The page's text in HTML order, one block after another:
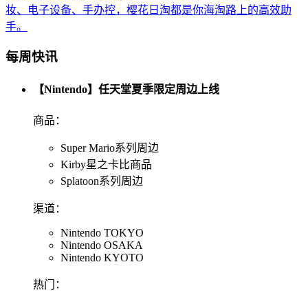
妆、电子设备、手办控，樱花日淘都是你海淘路上的高效助
手。
每周快讯
【Nintendo】任天堂夏季限定周边上线
商品：
Super Mario系列周边
Kirby星之卡比商品
Splatoon系列周边
渠道：
Nintendo TOKYO
Nintendo OSAKA
Nintendo KYOTO
热门：